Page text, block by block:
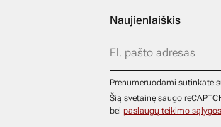
Naujienlaiškis
Prenumeruodami sutinkate
Šią svetainę saugo
bei paslaugų teikimo sąlygos